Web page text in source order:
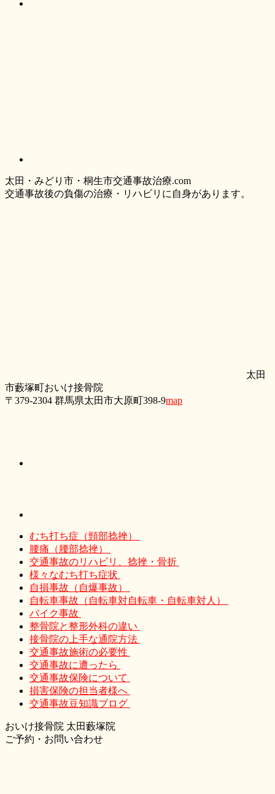
太田・ みどり 市・ 桐生市交通事故治療.com
交通事故後の負傷の治療・リハビリに自身があります。
太田
市藪塚町おいけ接骨院
〒379-2304 群馬県太田市大原町398-9map
むち打ち症（頸部捻挫）
腰痛（腰部捻挫）
交通事故のリハビリ、捻挫・骨折
様々なむち打ち症状
自損事故（自爆事故）
自転車事故（自転車対自転車・自転車対人）
バイク事故
整骨院と整形外科の違い
接骨院の上手な通院方法
交通事故施術の必要性
交通事故に遭ったら
交通事故保険について
損害保険の担当者様へ
交通事故豆知識ブログ
おいけ接骨院 太田藪塚院
ご予約・お問い合わせ